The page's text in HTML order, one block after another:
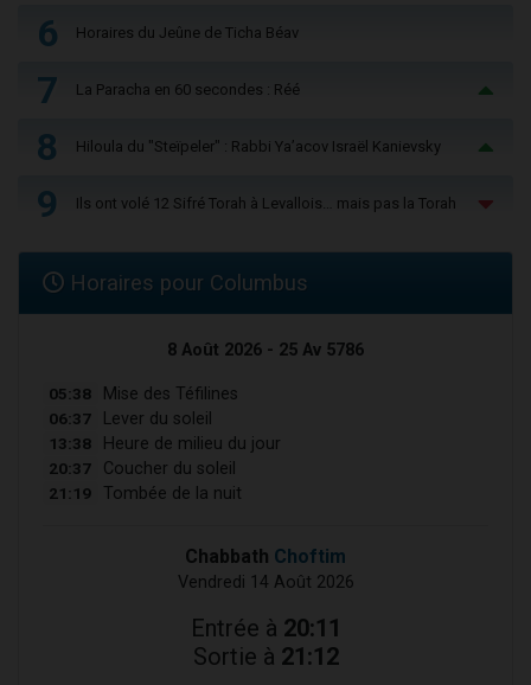
6 Horaires du Jeûne de Ticha Béav
7 La Paracha en 60 secondes : Réé
8 Hiloula du "Steïpeler" : Rabbi Ya’acov Israël Kanievsky
9 Ils ont volé 12 Sifré Torah à Levallois… mais pas la Torah
Horaires pour Columbus
8 Août 2026 - 25 Av 5786
05:38 Mise des Téfilines
06:37 Lever du soleil
13:38 Heure de milieu du jour
20:37 Coucher du soleil
21:19 Tombée de la nuit
Chabbath Choftim
Vendredi 14 Août 2026
Entrée à 20:11
Sortie à 21:12